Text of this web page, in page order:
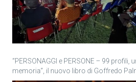
“PERSONAGGI e PERSONE – 99 profili,
memoria”, il nuovo libro di Goffredo